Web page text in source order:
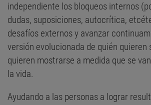
independiente los bloqueos internos
dudas, suposiciones, autocrítica,
desafíos externos y avanzar
versión evolucionada de quién quieren
quieren mostrarse a medida que se
la vida.
Ayudando a las personas a lograr